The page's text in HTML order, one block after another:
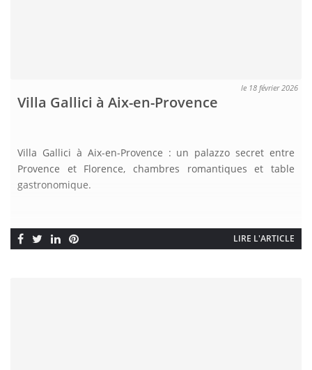
le 18 février 2026
Villa Gallici à Aix-en-Provence
Villa Gallici à Aix-en-Provence : un palazzo secret entre
Provence et Florence, chambres romantiques et table
gastronomique.
LIRE L'ARTICLE